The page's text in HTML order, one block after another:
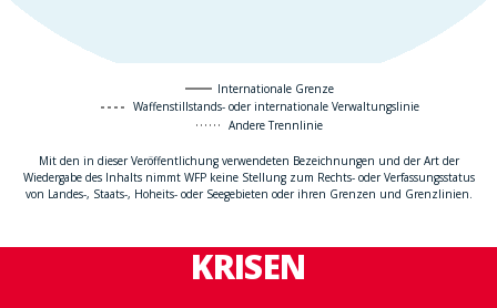
Internationale Grenze
Waffenstillstands- oder internationale Verwaltungslinie
Andere Trennlinie
Mit den in dieser Veröffentlichung verwendeten Bezeichnungen und der Art der
Wiedergabe des Inhalts nimmt WFP keine Stellung zum Rechts- oder Verfassungsstatus
von Landes-, Staats-, Hoheits- oder Seegebieten oder ihren Grenzen und Grenzlinien.
KRISEN